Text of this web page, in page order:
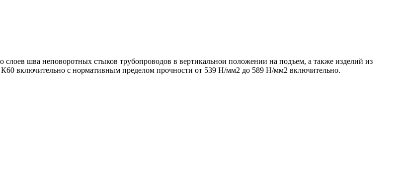
шва неповоротных стыков трубопроводов в вертикальнои положении на подъем, а также изделий из
включительно с нормативным пределом прочности от 539 Н/мм2 до 589 Н/мм2 включительно.